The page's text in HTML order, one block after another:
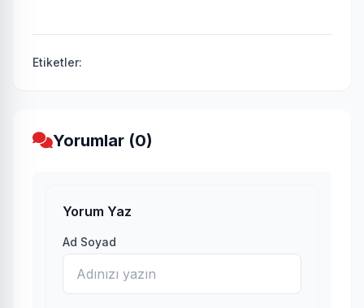
Etiketler:
Yorumlar (0)
Yorum Yaz
Ad Soyad